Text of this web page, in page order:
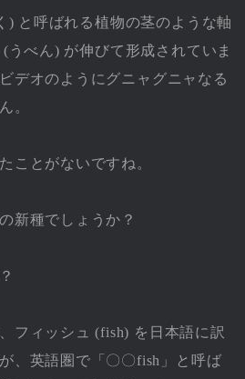
) と呼ばれる植物の茎のような軸
うべん) が伸びて形成されていま
デオのようにグニャグニャなる
。
ことがないですね。
新種でしょうか？
フィッシュ (fish) を日本語に訳
、英語圏で「〇〇fish」と呼ば